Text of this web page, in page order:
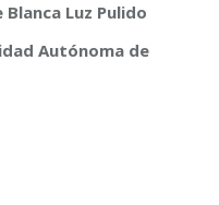
Luz Pulido
Autónoma de